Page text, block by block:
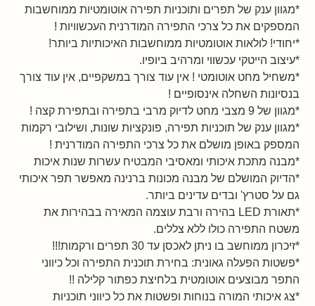
*מגוון ענק של תפרים ותוכניות תפירה אוטומטיות ממוחשבות
המספקים את כל צרכי התפירה המודרנית העכשוויות !
*יחודי! לולאות אוטומטיות ממוחשבות האיכותיות ביותר!
*עיצוב הייטקי עכשווי ומרהיב ביופיו.
*משחיל מחט אוטומטי ! אין עוד צורך במשקפיים, אין עוד צורך
בנסיונות השחלה אינסופיים !
*מגוון של 9 מצבי מחט לדיוק מרבי בתפירה ובתפירת קצה !
*מגוון ענק של תוכניות תפירה, פונקציות שונות, ושילובי רקמות
המספק באופן מושלם את כל צרכי התפירה המודרנית !
*מבנה מתכת איכותי ומאסיבי המבטיח עשרות שנות איכות
*הדיוק המושלם של מבנה מכונות ברנינה מאפשר תפר איכותי
גם על סטרץ' ובדים עדינים ביותר.
*תאורת LED בהירה ורבת עוצמה המאירה בבהירות את
משטח התפירה כולו ללא צללים.
*זיכרון ממוחשב בו ניתן לאכסן עד 30 תפרים ורקמות!!!
*פשטות הפעלה גאונית: בחירת תוכנית התפירה וכל כיווני
התפר מבוצעים אוטומטית בלחיצת כפתור קלילה !!
*צג איכותי המורה בנוחות ופשטות את כל כיווני תוכניות